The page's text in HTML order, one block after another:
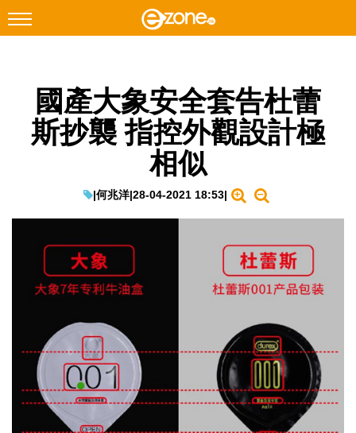
Facebook Instagram
科技焦點
教學評測
EduTech
IT Times
Enterprise Digital Transformation
國產大象安全套告杜蕾
斯抄襲 指控外觀設計極
相似
|何兆洋|28-04-2021 18:53|